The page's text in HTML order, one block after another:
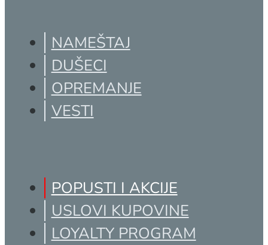
NAMEŠTAJ
DUŠECI
OPREMANJE
VESTI
POPUSTI I AKCIJE
USLOVI KUPOVINE
LOYALTY PROGRAM